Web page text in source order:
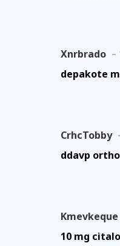
Xnrbrado
depakote
CrhcTobby
ddavp
Kmevkeque
10 mg